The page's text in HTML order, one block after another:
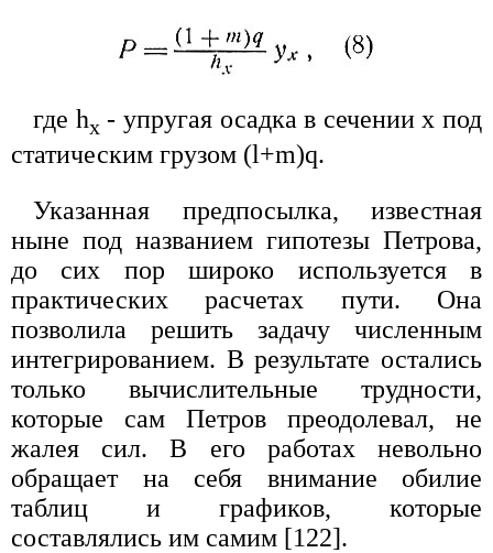
где hx- упругая осадка в сечении x под
статическим грузом (l+m)q.
Указанная предпосылка, известная
ныне под названием гипотезы Петрова,
до сих пор широко используется в
практических расчетах пути. Она
позволила решить задачу численным
интегрированием. В результате остались
только вычислительные трудности,
которые сам Петров преодолевал, не
жалея сил. В его работах невольно
обращает на себя внимание обилие
таблиц и графиков, которые
составлялись им самим [122].